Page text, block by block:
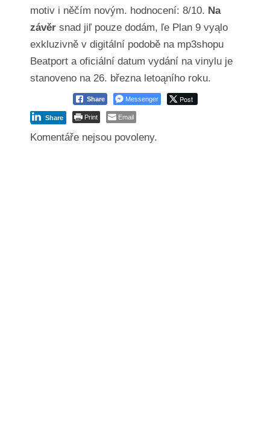
motiv i něčím novým. hodnocení: 8/10. Na
závěr snad jiľ pouze dodám, ľe Plan 9 vyąlo
exkluzivně v digitální podobě na mp3shopu
Beatport a oficiální datum vydání na vinylu je
stanoveno na 26. března letoąního roku.
Share Messenger Post
Share Print Email
Komentáře nejsou povoleny.